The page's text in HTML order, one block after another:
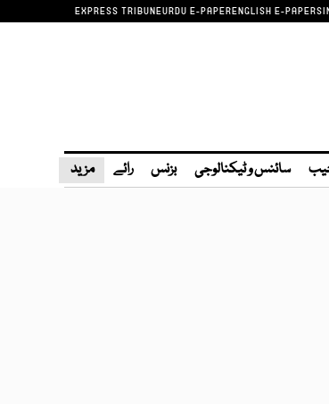
EXPRESS TRIBUNEURDU E-PAPERENGLISH E-PAPER
سائنس و ٹیکنالوجی بزنس رائے مزید